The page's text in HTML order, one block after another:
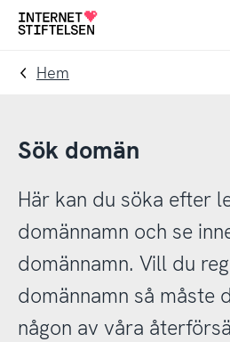
Till
navigering
Till
innehåll
Till
Hem
Sök domän
Här kan du söka efter
domännamn och se
domännamn. Vill du
domännamn så måste
någon av våra